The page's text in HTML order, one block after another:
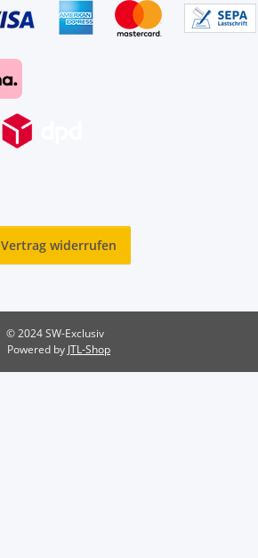
Vertrag widerrufen
© 2024 SW-Exclusiv
Powered by JTL-Shop